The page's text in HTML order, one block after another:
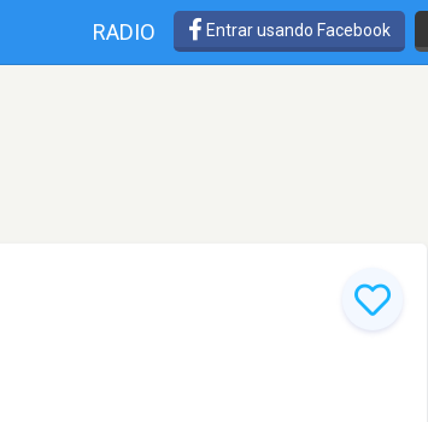
RADIO Entrar usando Facebook